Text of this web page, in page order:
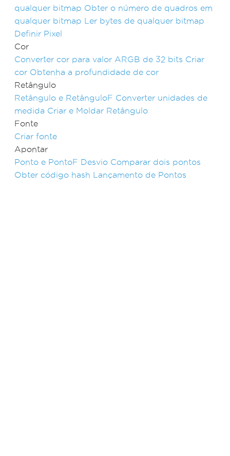
qualquer bitmap Obter o número de quadros em
qualquer bitmap Ler bytes de qualquer bitmap
Definir Pixel
Cor
Converter cor para valor ARGB de 32 bits Criar
cor Obtenha a profundidade de cor
Retângulo
Retângulo e RetânguloF Converter unidades de
medida Criar e Moldar Retângulo
Fonte
Criar fonte
Apontar
Ponto e PontoF Desvio Comparar dois pontos
Obter código hash Lançamento de Pontos